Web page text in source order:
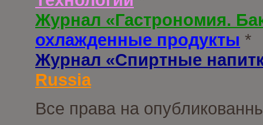
Журнал «Гастрономия.
охлажденные продукты *
Журнал «Спиртные
Russia
Все права на